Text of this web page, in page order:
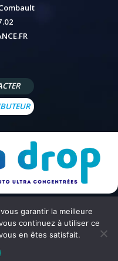
Politique de confidentialité
garantir la meilleure
continuez à utiliser ce
en êtes satisfait.